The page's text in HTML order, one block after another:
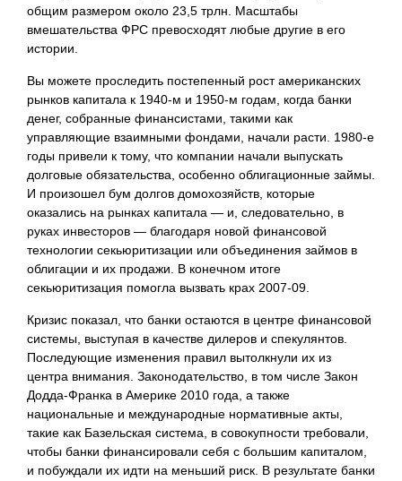
общим размером около 23,5 трлн. Масштабы
вмешательства ФРС превосходят любые другие в его
истории.
Вы можете проследить постепенный рост американских
рынков капитала к 1940-м и 1950-м годам, когда банки
денег, собранные финансистами, такими как
управляющие взаимными фондами, начали расти. 1980-е
годы привели к тому, что компании начали выпускать
долговые обязательства, особенно облигационные займы.
И произошел бум долгов домохозяйств, которые
оказались на рынках капитала — и, следовательно, в
руках инвесторов — благодаря новой финансовой
технологии секьюритизации или объединения займов в
облигации и их продажи. В конечном итоге
секьюритизация помогла вызвать крах 2007-09.
Кризис показал, что банки остаются в центре финансовой
системы, выступая в качестве дилеров и спекулянтов.
Последующие изменения правил вытолкнули их из
центра внимания. Законодательство, в том числе Закон
Додда-Франка в Америке 2010 года, а также
национальные и международные нормативные акты,
такие как Базельская система, в совокупности требовали,
чтобы банки финансировали себя с большим капиталом,
и побуждали их идти на меньший риск. В результате банки